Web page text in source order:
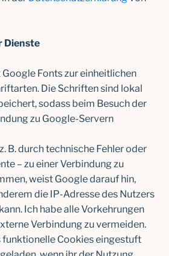
Dienste
Fonts zur einheitlichen
Die Schriften sind lokal
sodass beim Besuch der
zu Google-Servern
B. durch technische Fehler oder
– zu einer Verbindung zu
weist Google darauf hin,
die IP-Adresse des Nutzers
Ich habe alle Vorkehrungen
Verbindung zu vermeiden.
funktionelle Cookies eingestuft